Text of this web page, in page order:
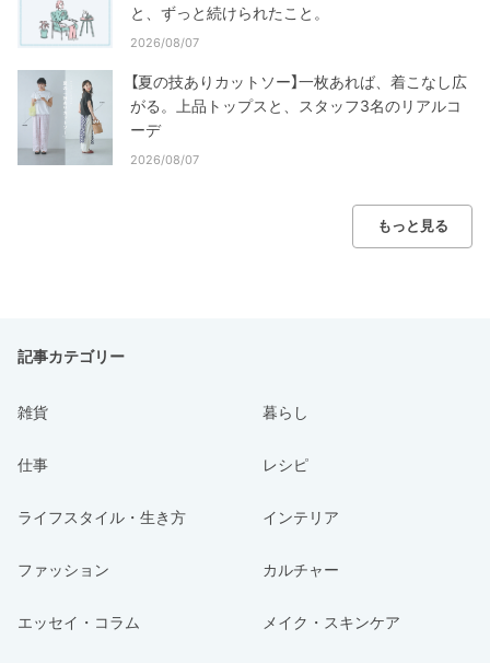
と、ずっと続けられたこと。
2026/08/07
【夏の技ありカットソー】一枚あれば、着こなし広
がる。上品トップスと、スタッフ3名のリアルコ
ーデ
2026/08/07
もっと見る
記事カテゴリー
雑貨 暮らし
仕事 レシピ
ライフスタイル・生き方 インテリア
ファッション カルチャー
エッセイ・コラム メイク・スキンケア